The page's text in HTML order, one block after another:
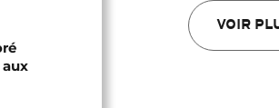
VOIR